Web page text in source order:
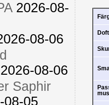
2026-08-
08-06
2026-08-06
Saphir
08-05
Doft